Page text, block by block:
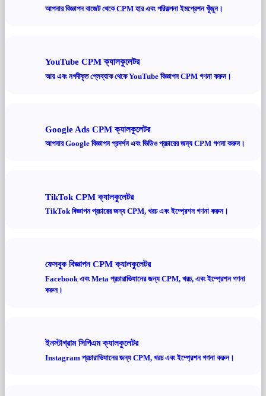
আপনার বিজ্ঞাপন বাজেট থেকে CPM হার এবং পরিকল্পনা ইমপ্রেশন খুঁজুন।
YouTube CPM ক্যালকুলেটর
আয় এবং নগদীকৃত প্লেব্যাক থেকে YouTube বিজ্ঞাপন CPM গণনা করুন।
Google Ads CPM ক্যালকুলেটর
আপনার Google বিজ্ঞাপন প্রদর্শন এবং ভিডিও প্রচারের জন্য CPM গণনা করুন।
TikTok CPM ক্যালকুলেটর
TikTok বিজ্ঞাপন প্রচারের জন্য CPM, খরচ এবং ইম্প্রেশন গণনা করুন।
ফেসবুক বিজ্ঞাপন CPM ক্যালকুলেটর
Facebook এবং Meta প্রচারাভিযানের জন্য CPM, খরচ, এবং ইম্প্রেশন গণনা
করুন।
ইনস্টাগ্রাম সিপিএম ক্যালকুলেটর
Instagram প্রচারাভিযানের জন্য CPM, খরচ এবং ইম্প্রেশন গণনা করুন।